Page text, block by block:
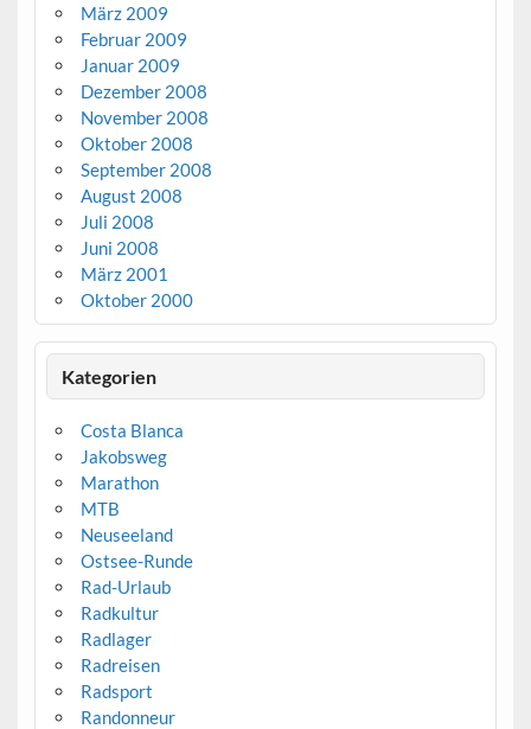
März 2009
Februar 2009
Januar 2009
Dezember 2008
November 2008
Oktober 2008
September 2008
August 2008
Juli 2008
Juni 2008
März 2001
Oktober 2000
Kategorien
Costa Blanca
Jakobsweg
Marathon
MTB
Neuseeland
Ostsee-Runde
Rad-Urlaub
Radkultur
Radlager
Radreisen
Radsport
Randonneur